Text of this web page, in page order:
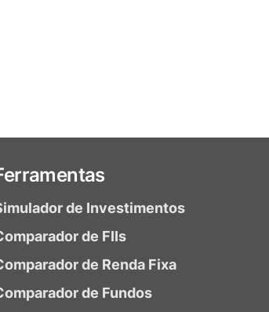
de Investimentos
de FIIs
de Renda Fixa
de Fundos